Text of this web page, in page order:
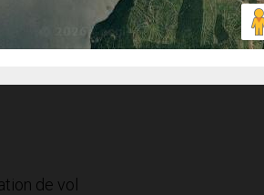
de vol